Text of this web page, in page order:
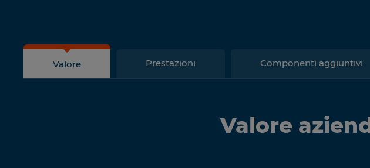
Valore Prestazioni Componenti aggiuntivi
Valore